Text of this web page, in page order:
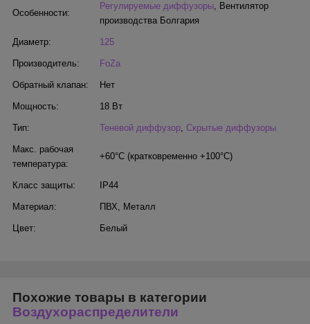
Особенности:
Регулируемые диффузоры, Вентилятор
производства Болгария
Диаметр: 125
Производитель: FoZa
Обратный клапан: Нет
Мощность: 18 Вт
Тип: Теневой диффузор, Скрытые диффузоры
Макс. рабочая
температура:
+60°С (кратковременно +100°С)
Класс защиты: IP44
Материал: ПВХ, Металл
Цвет: Белый
Похожие товары в категории
Воздухораспределители